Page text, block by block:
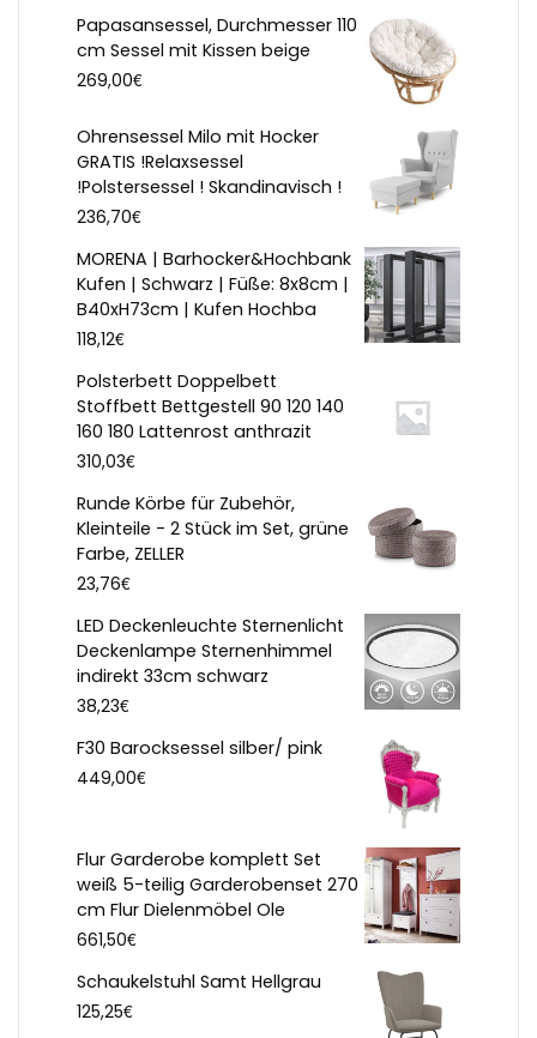
Papasansessel, Durchmesser 110
cm Sessel mit Kissen beige
269,00€
Ohrensessel Milo mit Hocker
GRATIS !Relaxsessel
!Polstersessel ! Skandinavisch !
236,70€
MORENA | Barhocker&Hochbank
Kufen | Schwarz | Füße: 8x8cm |
B40xH73cm | Kufen Hochba
118,12€
Polsterbett Doppelbett
Stoffbett Bettgestell 90 120 140
160 180 Lattenrost anthrazit
310,03€
Runde Körbe für Zubehör,
Kleinteile - 2 Stück im Set, grüne
Farbe, ZELLER
23,76€
LED Deckenleuchte Sternenlicht
Deckenlampe Sternenhimmel
indirekt 33cm schwarz
38,23€
F30 Barocksessel silber/ pink
449,00€
Flur Garderobe komplett Set
weiß 5-teilig Garderobenset 270
cm Flur Dielenmöbel Ole
661,50€
Schaukelstuhl Samt Hellgrau
125,25€